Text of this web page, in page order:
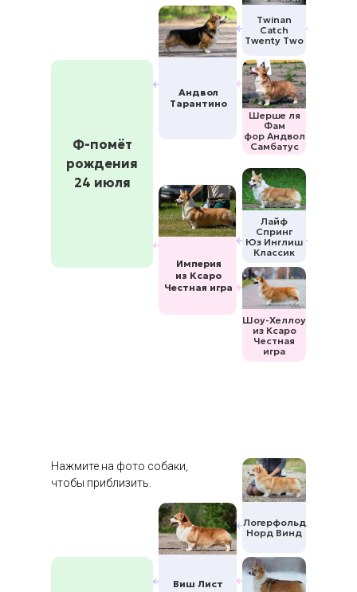
Андвол
Тарантино
Империя
из Ксаро
Честная игра
Шоу-Хеллоу
из Ксаро
Честная
игра
Лайф
Спринг
Юз Инглиш
Классик
Шерше ля
Фам
фор Андвол
Самбатус
Twinan
Catch
Twenty Two
Ф-помёт
рождения
24 июля
Виш Лист
Логерфольд
Норд Винд
Нажмите на фото собаки,
чтобы приблизить.